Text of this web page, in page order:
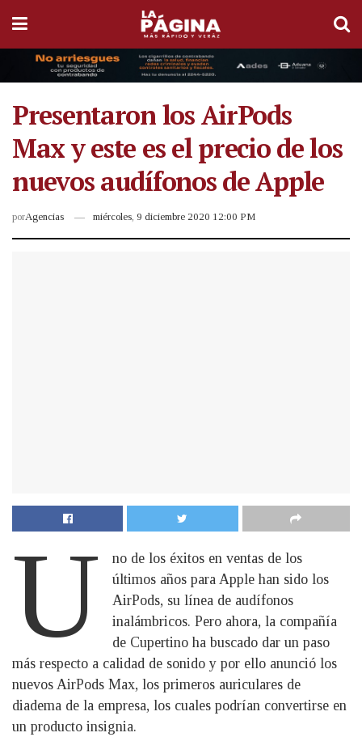
Presentaron los AirPods
Max y este es el precio de los
nuevos audífonos de Apple
porAgencias miércoles, 9 diciembre 2020 12:00 PM
U
no de los éxitos en ventas de los
últimos años para Apple han sido los
AirPods, su línea de audífonos
inalámbricos. Pero ahora, la compañía
de Cupertino ha buscado dar un paso
más respecto a calidad de sonido y por ello anunció los
nuevos AirPods Max, los primeros auriculares de
diadema de la empresa, los cuales podrían convertirse en
un producto insignia.